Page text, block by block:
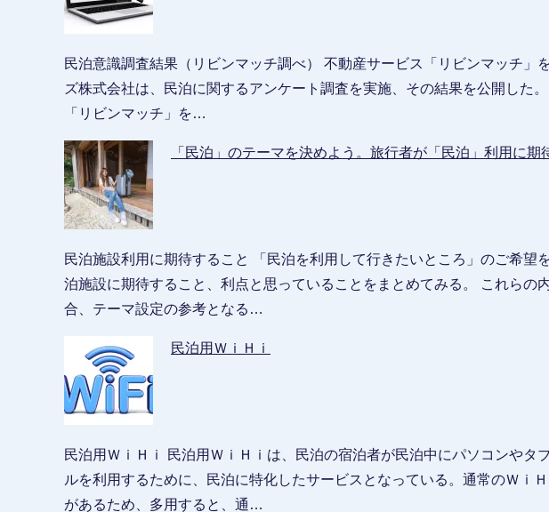
民泊意識調査結果（リビンマッチ調べ） 不動産サービス「リビンマッチ」
ズ株式会社は、民泊に関するアンケート調査を実施、その結果を公開した
「リビンマッチ」を…
「民泊」のテーマを決めよう。旅行者が「民泊」利用に期
民泊施設利用に期待すること 「民泊を利用して行きたいところ」のご希望
泊施設に期待すること、利点と思っていることをまとめてみる。 これらの
合、テーマ設定の参考となる…
民泊用ＷｉＨｉ
民泊用ＷｉＨｉ 民泊用ＷｉＨｉは、民泊の宿泊者が民泊中にパソコンやタ
ルを利用するために、民泊に特化したサービスとなっている。通常のＷｉ
があるため、多用すると、通…